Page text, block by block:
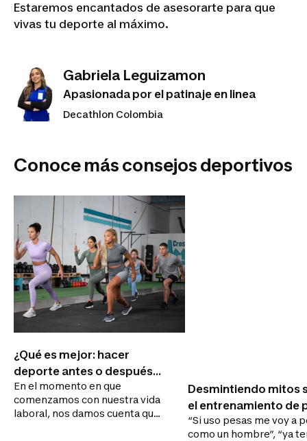
Estaremos encantados de asesorarte para que
vivas tu deporte al máximo.
Gabriela Leguizamon
Apasionada por el patinaje en linea
Decathlon Colombia
Conoce más consejos deportivos
¿Qué es mejor: hacer
deporte antes o después
de ir a trabajar?
En el momento en que
comenzamos con nuestra vida
laboral, nos damos cuenta que
Desmintiendo mitos
el entrenamiento de
en mujeres
“Si uso pesas me voy a
como un hombre”, “ya